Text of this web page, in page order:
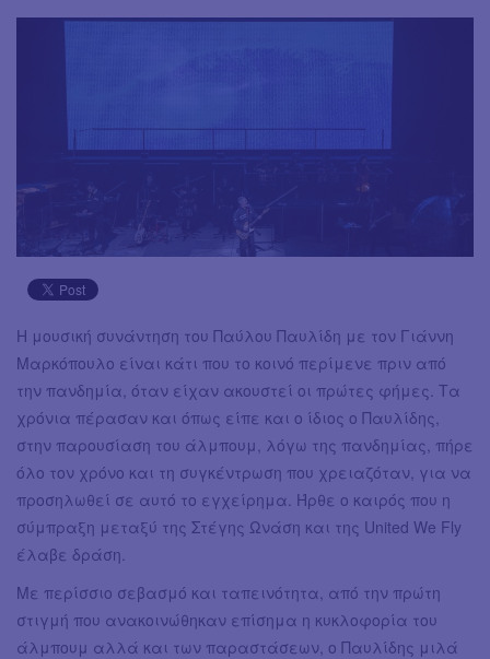
Η μουσική συνάντηση του Παύλου Παυλίδη με τον Γιάννη
Μαρκόπουλο είναι κάτι που το κοινό περίμενε πριν από
την πανδημία, όταν είχαν ακουστεί οι πρώτες φήμες. Τα
χρόνια πέρασαν και όπως είπε και ο ίδιος ο Παυλίδης,
στην παρουσίαση του άλμπουμ, λόγω της πανδημίας, πήρε
όλο τον χρόνο και τη συγκέντρωση που χρειαζόταν, για να
προσηλωθεί σε αυτό το εγχείρημα. Ήρθε ο καιρός που η
σύμπραξη μεταξύ της Στέγης Ωνάση και της United We Fly
έλαβε δράση.
Με περίσσιο σεβασμό και ταπεινότητα, από την πρώτη
στιγμή που ανακοινώθηκαν επίσημα η κυκλοφορία του
άλμπουμ αλλά και των παραστάσεων, ο Παυλίδης μιλά